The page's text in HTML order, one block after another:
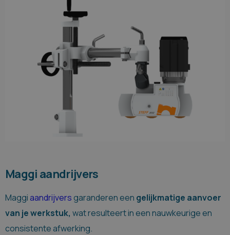
Maggi aandrijvers
Maggiaandrijversgaranderen een gelijkmatige aanvoer
van je werkstuk, wat resulteert in een nauwkeurige en
consistente afwerking.